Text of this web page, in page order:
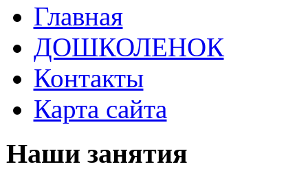
Главная
ДОШКОЛЕНОК
Контакты
Карта сайта
Наши занятия